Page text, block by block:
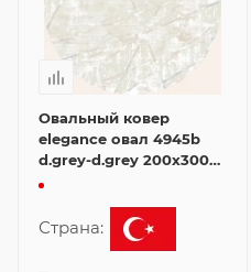
Овальный ковер
elegance овал 4945b
d.grey-d.grey 200x300
см на кухню
Страна: